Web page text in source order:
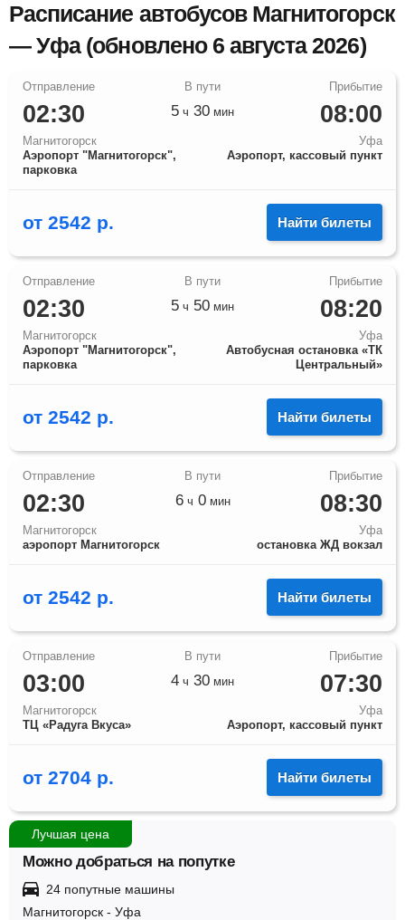
Расписание автобусов Магнитогорск
— Уфа (обновлено 6 августа 2026)
02:30
Магнитогорск
Аэропорт "Магнитогорск",
парковка
08:00
Уфа
Аэропорт, кассовый пункт
5 ч 30 мин
от 2542 р. Найти билеты
02:30
Магнитогорск
Аэропорт "Магнитогорск",
парковка
08:20
Уфа
Автобусная остановка «ТК
Центральный»
5 ч 50 мин
от 2542 р. Найти билеты
02:30
Магнитогорск
аэропорт Магнитогорск
08:30
Уфа
остановка ЖД вокзал
6ч 0мин
от 2542 р. Найти билеты
03:00
Магнитогорск
ТЦ «Радуга Вкуса»
07:30
Уфа
Аэропорт, кассовый пункт
4 ч 30 мин
от 2704 р. Найти билеты
Лучшая цена
Можно добраться на попутке
24 попутные машины
Магнитогорск - Уфа